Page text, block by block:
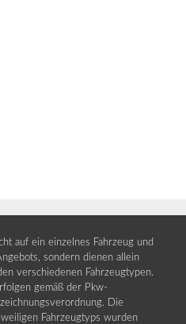
auf ein einzelnes Fahrzeug und
sondern dienen allein
verschiedenen Fahrzeugtypen.
gemäß der Pkw-
Die
Fahrzeugtyps wurden